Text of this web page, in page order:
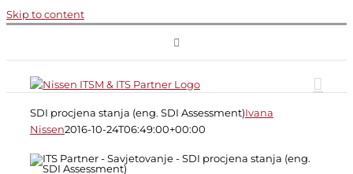
Skip to content
SDI procjena stanja (eng. SDI Assessment)Ivana
Nissen2016-10-24T06:49:00+00:00